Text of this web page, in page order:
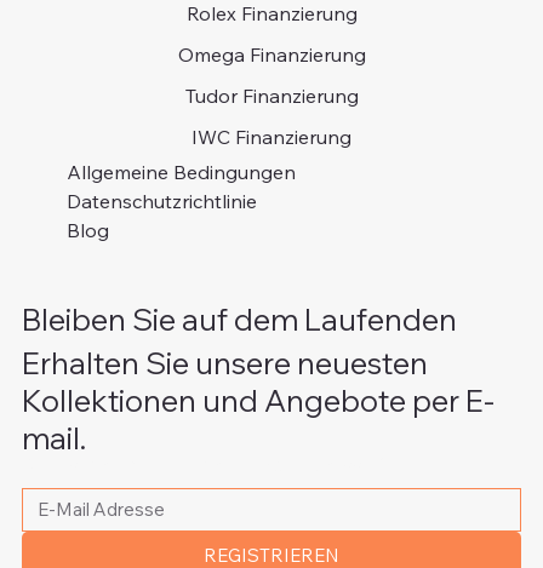
Rolex Finanzierung
Omega Finanzierung
Tudor Finanzierung
IWC Finanzierung
Allgemeine Bedingungen
Datenschutzrichtlinie
Blog
Bleiben Sie auf dem Laufenden
Erhalten Sie unsere neuesten
Kollektionen und Angebote per E-
mail.
REGISTRIEREN